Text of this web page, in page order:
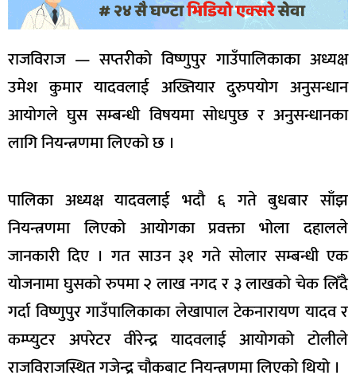
राजविराज — सप्तरीको विष्णुपुर गाउँपालिकाका अध्यक्ष
उमेश कुमार यादवलाई अख्तियार दुरुपयोग अनुसन्धान
आयोगले घुस सम्बन्धी विषयमा सोधपुछ र अनुसन्धानका
लागि नियन्त्रणमा लिएको छ ।
पालिका अध्यक्ष यादवलाई भदौ ६ गते बुधबार साँझ
नियन्त्रणमा लिएको आयोगका प्रवक्ता भोला दहालले
जानकारी दिए । गत साउन ३१ गते सोलार सम्बन्धी एक
योजनामा घुसको रुपमा २ लाख नगद र ३ लाखको चेक लिँदै
गर्दा विष्णुपुर गाउँपालिकाका लेखापाल टेकनारायण यादव र
कम्प्युटर अपरेटर वीरेन्द्र यादवलाई आयोगको टोलीले
राजविराजस्थित गजेन्द्र चौकबाट नियन्त्रणमा लिएको थियो ।